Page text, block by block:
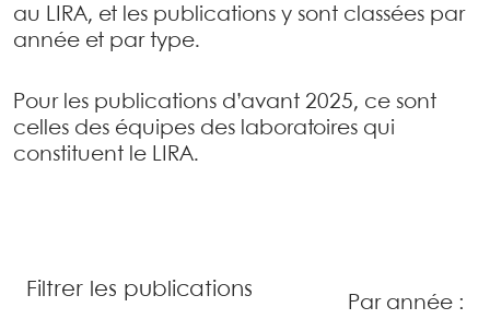
au LIRA, et les publications y sont classées par
année et par type.
Pour les publications d’avant 2025, ce sont
celles des équipes des laboratoires qui
constituent le LIRA.
Filtrer les publications
Par année :